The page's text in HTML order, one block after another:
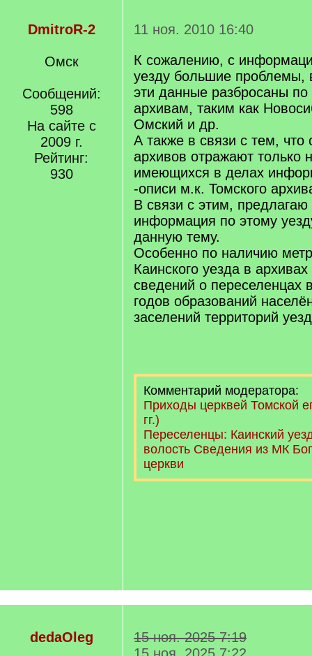
DmitroR-2
Омск
Сообщений:
598
На сайте с
2009 г.
Рейтинг:
930
11 ноя. 2010 16:40
К сожалению, с
уезду большие проблемы,
эти данные разбросаны по
архивам, таким как
Омский и др.
А также в связи с тем, что
архивов отражают только
имеющихся в делах
-описи м.к. Томского
В связи с этим,
информация по этому
данную тему.
Особенно по наличию
Каинского уезда в
сведений о переселенцах
годов образований
заселений территорий
Комментарий модератора:
Приходы церквей Томской
гг.)
Переселенцы: Каинский
волость Сведения из МК
церкви
dedaOleg
15 ноя. 2025 7:19